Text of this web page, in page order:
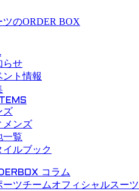
らせ
ント情報
ズ
メンズ
一覧
イルブック
コラム
ーツチームオフィシャルスーツ